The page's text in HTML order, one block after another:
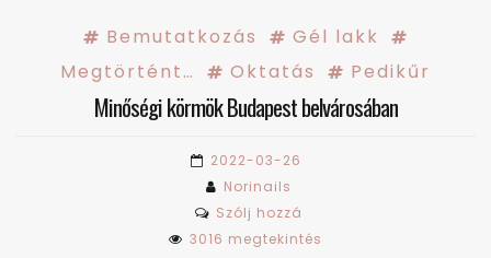
Bemutatkozás
Gél lakk
Megtörtént…
Oktatás Pedikűr
Minőségi körmök Budapest belvárosában
2022-03-26
Norinails
Szólj hozzá
Minőségi
3016 megtekintés